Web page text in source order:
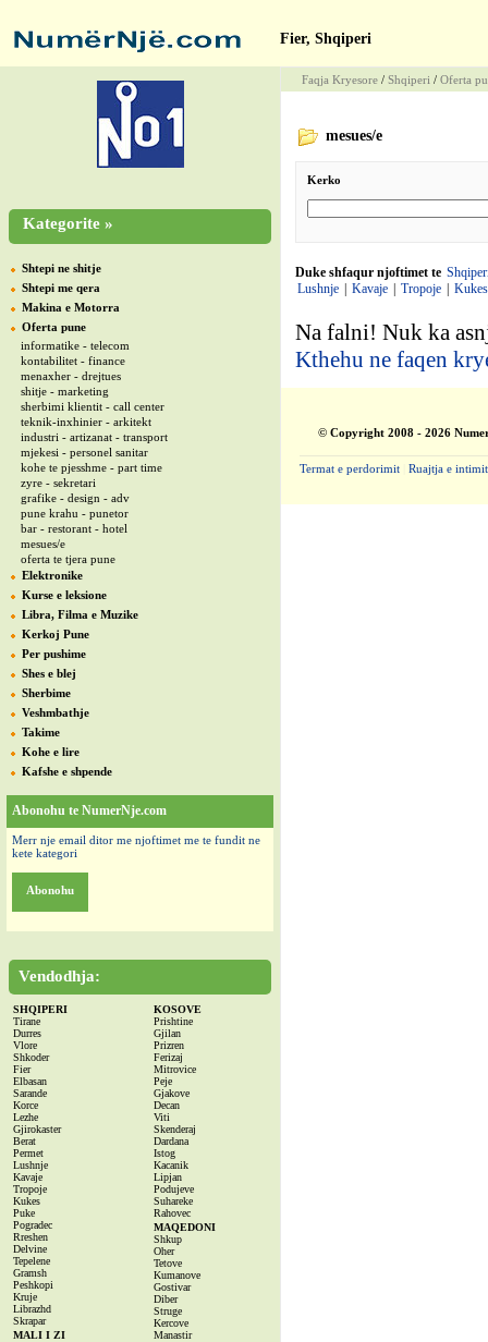
Fier, Shqiperi
Kategorite »
Shtepi ne shitje
Shtepi me qera
Makina e Motorra
Oferta pune
informatike - telecom
kontabilitet - finance
menaxher - drejtues
shitje - marketing
sherbimi klientit - call center
teknik-inxhinier - arkitekt
industri - artizanat - transport
mjekesi - personel sanitar
kohe te pjesshme - part time
zyre - sekretari
grafike - design - adv
pune krahu - punetor
bar - restorant - hotel
mesues/e
oferta te tjera pune
Elektronike
Kurse e leksione
Libra, Filma e Muzike
Kerkoj Pune
Per pushime
Shes e blej
Sherbime
Veshmbathje
Takime
Kohe e lire
Kafshe e shpende
Abonohu te NumerNje.com
Merr nje email ditor me njoftimet me te fundit ne
kete kategori
Abonohu
Vendodhja:
SHQIPERI
Tirane
Durres
Vlore
Shkoder
Fier
Elbasan
Sarande
Korce
Lezhe
Gjirokaster
Berat
Permet
Lushnje
Kavaje
Tropoje
Kukes
Puke
Pogradec
Rreshen
Delvine
Tepelene
Gramsh
Peshkopi
Kruje
Librazhd
Skrapar
MALI I ZI
KOSOVE
Prishtine
Gjilan
Prizren
Ferizaj
Mitrovice
Peje
Gjakove
Decan
Viti
Skenderaj
Dardana
Istog
Kacanik
Lipjan
Podujeve
Suhareke
Rahovec
MAQEDONI
Shkup
Oher
Tetove
Kumanove
Gostivar
Diber
Struge
Kercove
Manastir
Faqja Kryesore / Shqiperi / Oferta
mesues/e
Kerko
Duke shfaqur njoftimet te
Lushnje
Kavaje Tropoje Kukes
Na falni! Nuk ka
Kthehu ne faqen
© Copyright 2008 - 2026
Termat e perdorimit Ruajtja e